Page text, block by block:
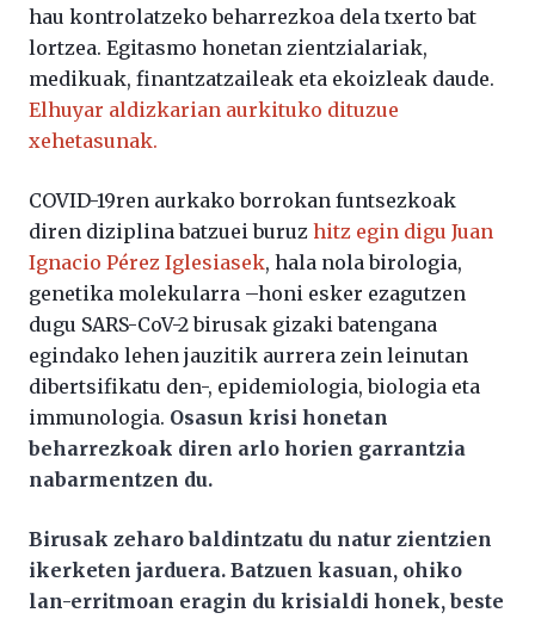
hau kontrolatzeko beharrezkoa dela txerto bat
lortzea. Egitasmo honetan zientzialariak,
medikuak, finantzatzaileak eta ekoizleak daude.
Elhuyar aldizkarian aurkituko dituzue
xehetasunak.
COVID-19ren aurkako borrokan funtsezkoak
diren diziplina batzuei buruz hitz egin digu Juan
Ignacio Pérez Iglesiasek, hala nola birologia,
genetika molekularra –honi esker ezagutzen
dugu SARS-CoV-2 birusak gizaki batengana
egindako lehen jauzitik aurrera zein leinutan
dibertsifikatu den-, epidemiologia, biologia eta
immunologia. Osasun krisi honetan
beharrezkoak diren arlo horien garrantzia
nabarmentzen du.
Birusak zeharo baldintzatu du natur zientzien
ikerketen jarduera. Batzuen kasuan, ohiko
lan-erritmoan eragin du krisialdi honek, beste